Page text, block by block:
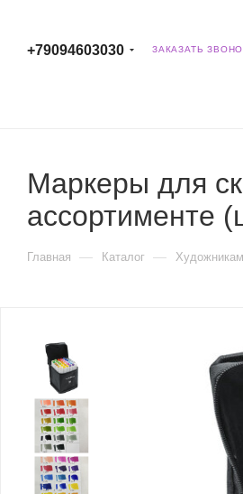
+79094603030 ЗАКАЗАТЬ
Маркеры для
ассортименте
Главная — Каталог — Художникам